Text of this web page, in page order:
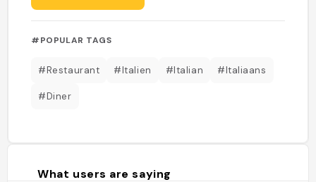
#POPULAR TAGS
#Restaurant #Italien #Italian #Italiaans
#Diner
What users are saying